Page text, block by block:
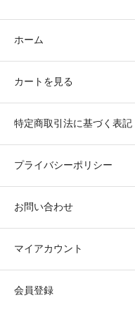
ホーム
カートを見る
特定商取引法に基づく表記
プライバシーポリシー
お問い合わせ
マイアカウント
会員登録